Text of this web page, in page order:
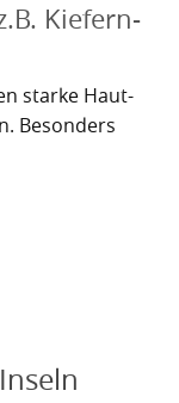
Kiefern-
starke Haut-
Besonders